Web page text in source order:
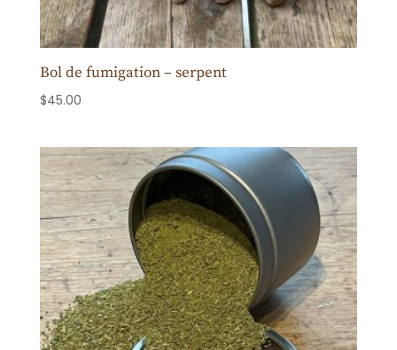
Bol de fumigation – serpent
$45.00